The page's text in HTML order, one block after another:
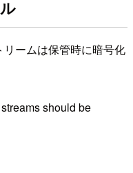
ームは保管時に暗号化
should be